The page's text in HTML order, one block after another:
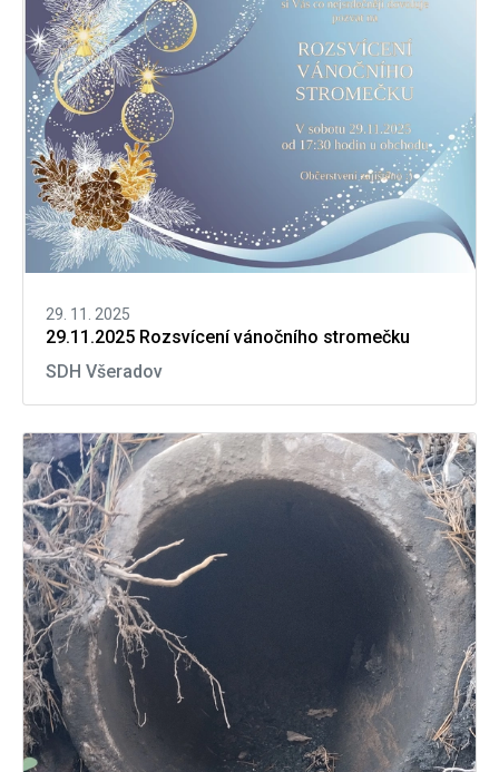
29. 11. 2025
29.11.2025 Rozsvícení vánočního stromečku
SDH Všeradov